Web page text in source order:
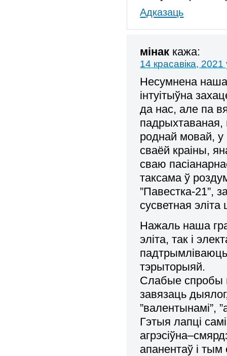
Адказаць
мінак кажа:
14 красавіка,
Несумнена
інтуітыўна
да нас, але па
роднай мовай, у
сваёй краіны,
сваю
таксама ў
”Павестка-21”,
сусветная
Нажаль наша
эліта, так і
тэрыторыяй.
Слабые спробы
завязаць
”валентынамі”,
Гэтыя лапці
апанентаў і